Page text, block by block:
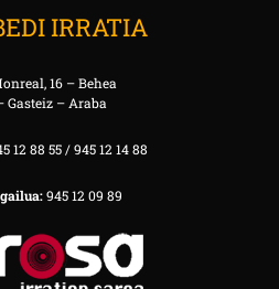
IRRATIA
16 – Behea
Gasteiz – Araba
12 88 55 / 945 12 14 88
945 12 09 89